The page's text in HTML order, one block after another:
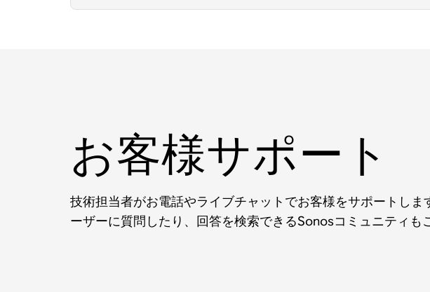
お客様サポート
技術担当者がお電話やライブチャットでお客様をサポートしま
ーザーに質問したり、回答を検索できるSonosコミュニティも